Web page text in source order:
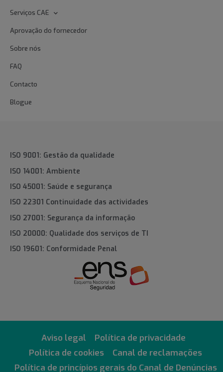
Serviços CAE
Aprovação do fornecedor
Sobre nós
FAQ
Contacto
Blogue
ISO 9001: Gestão da qualidade
ISO 14001: Ambiente
ISO 45001: Saúde e segurança
ISO 22301 Continuidade das actividades
ISO 27001: Segurança da informação
ISO 20000: Qualidade dos serviços de TI
ISO 19601: Conformidade Penal
Aviso legal
Política de privacidade
Política de cookies
Canal de reclamações
Política de princípios gerais do Canal de Denúncias